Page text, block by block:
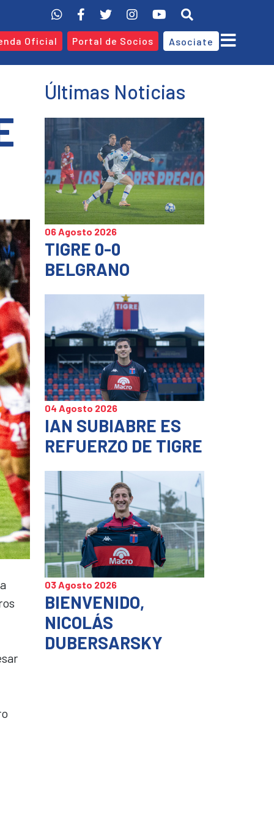
Oficial Portal de Socios Asociate
Últimas Noticias
06 Agosto 2026
TIGRE 0-0
BELGRANO
04 Agosto 2026
IAN SUBIABRE ES
REFUERZO DE TIGRE
03 Agosto 2026
BIENVENIDO,
NICOLÁS
DUBERSARSKY